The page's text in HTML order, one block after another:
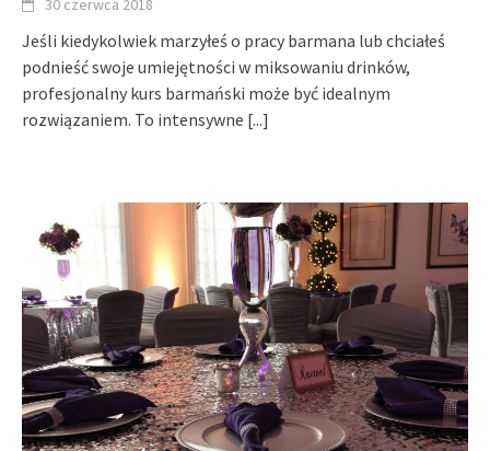
30 czerwca 2018
Jeśli kiedykolwiek marzyłeś o pracy barmana lub chciałeś
podnieść swoje umiejętności w miksowaniu drinków,
profesjonalny kurs barmański może być idealnym
rozwiązaniem. To intensywne [...]